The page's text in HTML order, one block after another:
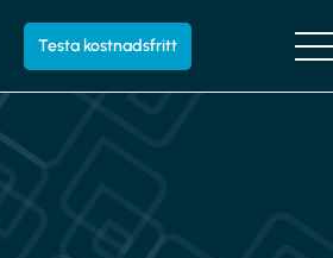
Testa kostnadsfritt